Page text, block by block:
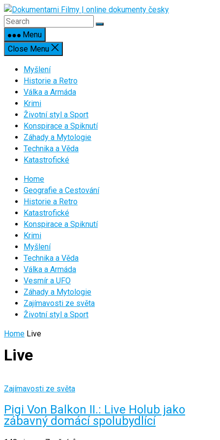
Skip
to
contentMenu
Close Menu
Myšlení
Historie a Retro
Válka a Armáda
Krimi
Životní styl a Sport
Konspirace a Spiknutí
Záhady a Mytologie
Technika a Věda
Katastrofické
Home
Geografie a Cestování
Historie a Retro
Katastrofické
Konspirace a Spiknutí
Krimi
Myšlení
Technika a Věda
Válka a Armáda
Vesmír a UFO
Záhady a Mytologie
Zajímavosti ze světa
Životní styl a Sport
Home Live
Live
Zajímavosti ze světa
Pigi Von Balkon II.: Live Holub jako
zábavný domácí spolubydlící